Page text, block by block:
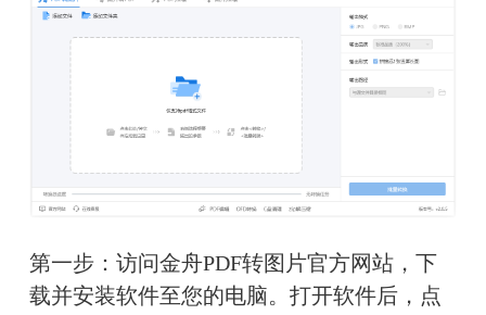
第一步：访问金舟PDF转图片官方网站，下
载并安装软件至您的电脑。打开软件后，点